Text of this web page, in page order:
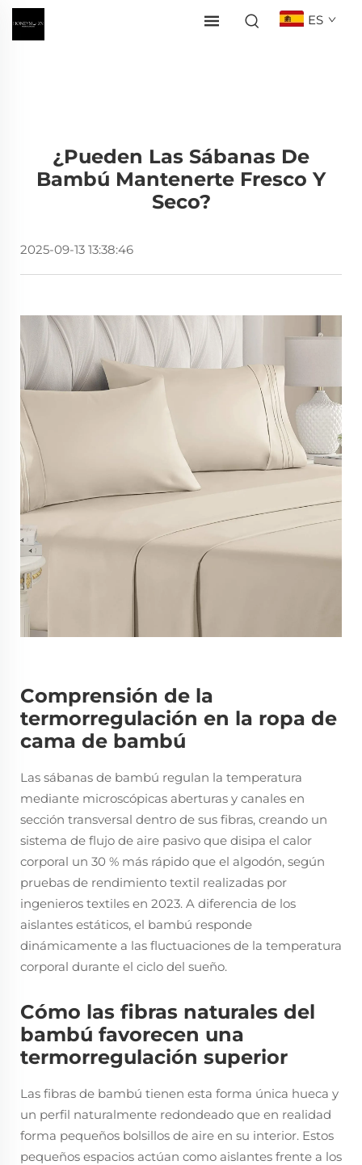
ES
¿Pueden Las Sábanas De
Bambú Mantenerte Fresco Y
Seco?
2025-09-13 13:38:46
Comprensión de la
termorregulación en la ropa de
cama de bambú
Las sábanas de bambú regulan la temperatura
mediante microscópicas aberturas y canales en
sección transversal dentro de sus fibras, creando un
sistema de flujo de aire pasivo que disipa el calor
corporal un 30 % más rápido que el algodón, según
pruebas de rendimiento textil realizadas por
ingenieros textiles en 2023. A diferencia de los
aislantes estáticos, el bambú responde
dinámicamente a las fluctuaciones de la temperatura
corporal durante el ciclo del sueño.
Cómo las fibras naturales del
bambú favorecen una
termorregulación superior
Las fibras de bambú tienen esta forma única hueca y
un perfil naturalmente redondeado que en realidad
forma pequeños bolsillos de aire en su interior. Estos
pequeños espacios actúan como aislantes frente a los